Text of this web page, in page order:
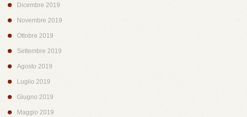
Dicembre 2019
Novembre 2019
Ottobre 2019
Settembre 2019
Agosto 2019
Luglio 2019
Giugno 2019
Maggio 2019